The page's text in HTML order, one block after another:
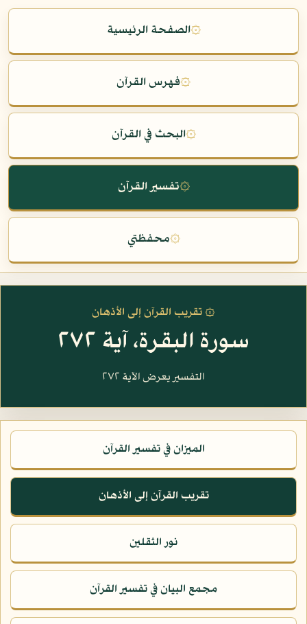
۞الصفحة الرئيسية
۞فهرس القرآن
۞البحث في القرآن
۞تفسير القرآن
۞محفظتي
۞ تقريب القرآن إلى الأذهان
سورة البقرة، آية ٢٧٢
التفسير يعرض الآية ٢٧٢
الميزان في تفسير القرآن
تقريب القرآن إلى الأذهان
نور الثقلين
مجمع البيان في تفسير القرآن